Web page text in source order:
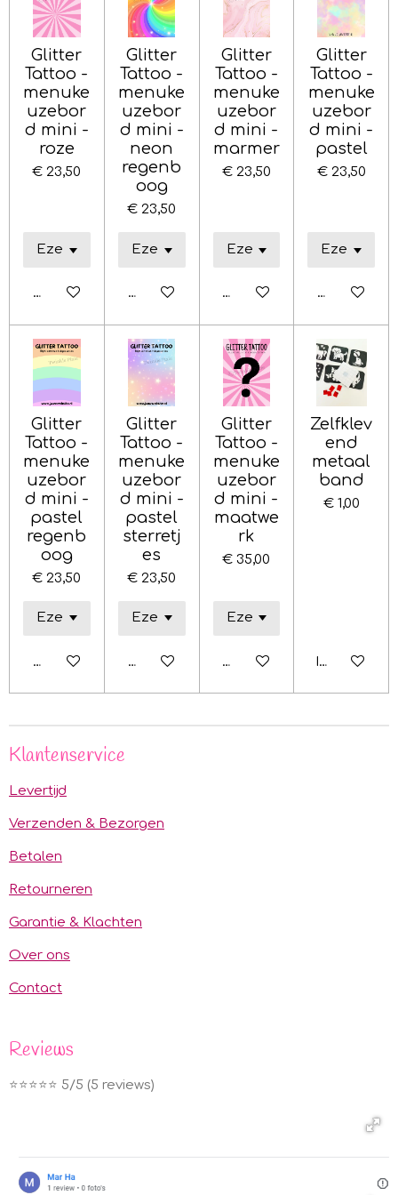
Glitter
Tattoo -
menuke
uzebor
d mini -
roze
€ 23,50
Bekijk details
Glitter
Tattoo -
menuke
uzebor
d mini -
neon
regenb
oog
€ 23,50
Bekijk details
Glitter
Tattoo -
menuke
uzebor
d mini -
marmer
€ 23,50
Bekijk details
Glitter
Tattoo -
menuke
uzebor
d mini -
pastel
€ 23,50
Bekijk
Glitter
Tattoo -
menuke
uzebor
d mini -
pastel
regenb
oog
€ 23,50
Bekijk details
Glitter
Tattoo -
menuke
uzebor
d mini -
pastel
sterretj
es
€ 23,50
Bekijk details
Glitter
Tattoo -
menuke
uzebor
d mini -
maatwe
rk
€ 35,00
Bekijk details
Zelfklev
end
metaal
band
€ 1,00
In
Klantenservice
Levertijd
Verzenden & Bezorgen
Betalen
Retourneren
Garantie & Klachten
Over ons
Contact
Reviews
⭐️⭐️⭐️⭐️⭐️ 5/5 (5 reviews)